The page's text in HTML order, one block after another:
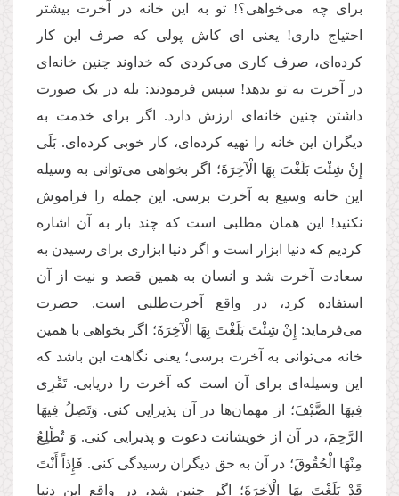
برای چه می‌خواهی؟! تو به این خانه در آخرت بیشتر
احتیاج داری! یعنی ای کاش پولی که صرف این کار
کرده‌ای، صرف کاری می‌کردی که خداوند چنین خانه‌ای
در آخرت به تو بدهد! سپس فرمودند: بله در یک صورت
داشتن چنین خانه‌ای ارزش دارد. اگر برای خدمت به
دیگران این خانه را تهیه کرده‌ای، کار خوبی کرد‌ه‌ای. بَلَى
إِنْ شِئْتَ بَلَغْتَ بِهَا الْآخِرَةَ؛ اگر بخواهی می‌توانی به وسیله
این خانه وسیع به آخرت برسی. این جمله را فراموش
نکنید! این همان مطلبی است که چند بار به آن اشاره
کردیم که دنیا ابزار است و اگر دنیا ابزاری برای رسیدن به
سعادت آخرت شد و انسان به همین قصد و نیت از آن
استفاده کرد، در واقع آخرت‌طلبی است. حضرت
می‌فرماید: إِنْ شِئْتَ بَلَغْتَ بِهَا الْآخِرَةَ؛ اگر بخواهی با همین
خانه می‌توانی به آخرت برسی؛ یعنی نگاهت این باشد که
این وسیله‌ای برای آن است که آخرت را دریابی. تَقْرِی
فِیهَا الضَّیْفَ؛ از مهمان‌ها در آن پذیرایی کنی. وَتَصِلُ فِیهَا
الرَّحِمَ، در آن از خویشانت دعوت و پذیرایی کنی. وَ تُطْلِعُ‏
مِنْهَا الْحُقُوقَ؛ در آن به حق دیگران رسیدگی کنی. فَإِذاً أَنْتَ
قَدْ بَلَغْتَ بِهَا الْآخِرَةَ؛ اگر چنین شد، در واقع این دنیا